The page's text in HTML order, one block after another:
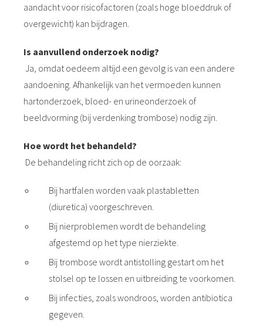
aandacht voor risicofactoren (zoals hoge bloeddruk of
overgewicht) kan bijdragen.
Is aanvullend onderzoek nodig?
Ja, omdat oedeem altijd een gevolg is van een andere
aandoening. Afhankelijk van het vermoeden kunnen
hartonderzoek, bloed- en urineonderzoek of
beeldvorming (bij verdenking trombose) nodig zijn.
Hoe wordt het behandeld?
De behandeling richt zich op de oorzaak:
Bij hartfalen worden vaak plastabletten
(diuretica) voorgeschreven.
Bij nierproblemen wordt de behandeling
afgestemd op het type nierziekte.
Bij trombose wordt antistolling gestart om het
stolsel op te lossen en uitbreiding te voorkomen.
Bij infecties, zoals wondroos, worden antibiotica
gegeven.